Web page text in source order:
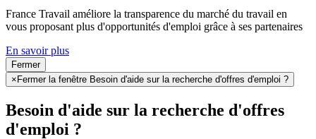
France Travail améliore la transparence du marché du travail en
vous proposant plus d'opportunités d'emploi grâce à ses partenaires
En savoir plus
Fermer
×Fermer la fenêtre Besoin d'aide sur la recherche d'offres d'emploi ?
Besoin d'aide sur la recherche d'offres
d'emploi ?